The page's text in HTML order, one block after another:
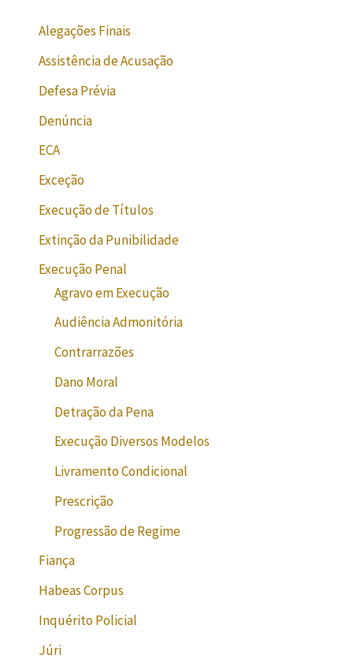
Alegações Finais
Assistência de Acusação
Defesa Prévia
Denúncia
ECA
Exceção
Execução de Títulos
Extinção da Punibilidade
Execução Penal
Agravo em Execução
Audiência Admonitória
Contrarrazões
Dano Moral
Detração da Pena
Execução Diversos Modelos
Livramento Condicional
Prescrição
Progressão de Regime
Fiança
Habeas Corpus
Inquérito Policial
Júri